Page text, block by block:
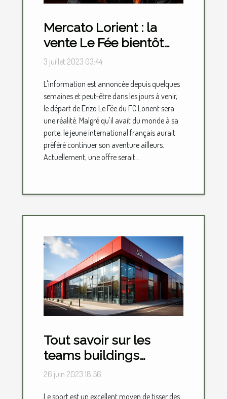
Mercato Lorient : la
vente Le Fée bientôt
une réalité ?
3 juillet 2023 03:44
L'information est annoncée depuis quelques
semaines et peut-être dans les jours à venir,
le départ de Enzo Le Fée du FC Lorient sera
une réalité. Malgré qu'il avait du monde à sa
porte, le jeune international français aurait
préféré continuer son aventure ailleurs.
Actuellement, une offre serait...
Tout savoir sur les
teams buildings
sportifs
26 juin 2023 18:56
Le sport est un excellent moyen de tisser des